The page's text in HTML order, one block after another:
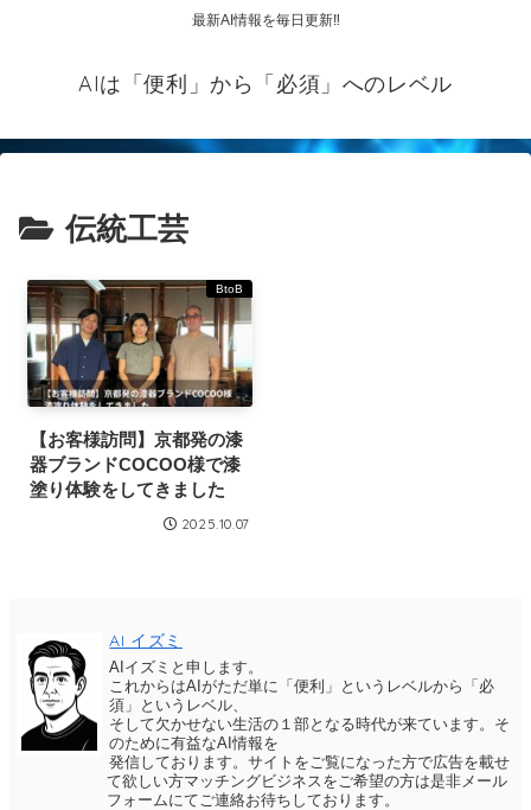
最新AI情報を毎日更新‼
AIは「便利」から「必須」へのレベル
伝統工芸
BtoB
【お客様訪問】京都発の漆
器ブランドCOCOO様で漆
塗り体験をしてきました
2025.10.07
AI イズミ
AIイズミと申します。
これからはAIがただ単に「便利」というレベルから「必
須」というレベル、
そして欠かせない生活の１部となる時代が来ています。そ
のために有益なAI情報を
発信しております。サイトをご覧になった方で広告を載せ
て欲しい方マッチングビジネスをご希望の方は是非メール
フォームにてご連絡お待ちしております。